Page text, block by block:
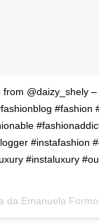
@daizy_shely
#fashion
#instafashion
#instaluxury